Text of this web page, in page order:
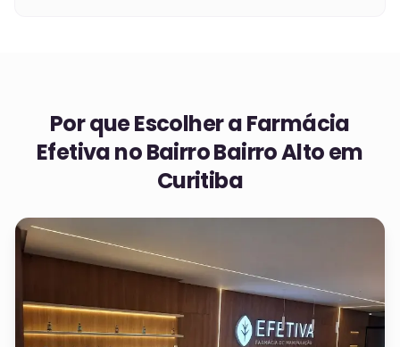
Por que Escolher a Farmácia
Efetiva noBairro Bairro Alto em
Curitiba